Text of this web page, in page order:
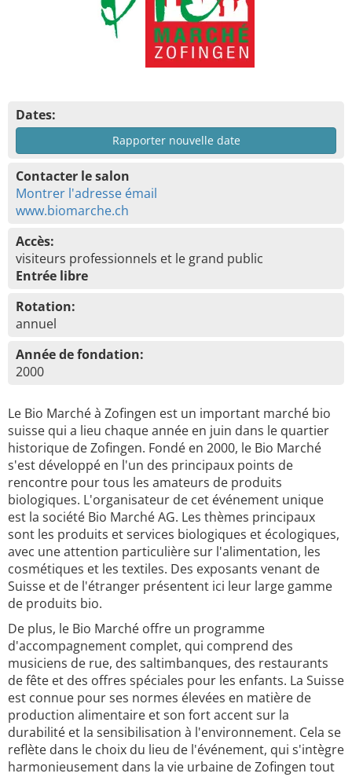
Dates:
Rapporter nouvelle date
Contacter le salon
Montrer l'adresse émail
www.biomarche.ch
Accès:
visiteurs professionnels et le grand public
Entrée libre
Rotation:
annuel
Année de fondation:
2000
Le Bio Marché à Zofingen est un important marché bio
suisse qui a lieu chaque année en juin dans le quartier
historique de Zofingen. Fondé en 2000, le Bio Marché
s'est développé en l'un des principaux points de
rencontre pour tous les amateurs de produits
biologiques. L'organisateur de cet événement unique
est la société Bio Marché AG. Les thèmes principaux
sont les produits et services biologiques et écologiques,
avec une attention particulière sur l'alimentation, les
cosmétiques et les textiles. Des exposants venant de
Suisse et de l'étranger présentent ici leur large gamme
de produits bio.
De plus, le Bio Marché offre un programme
d'accompagnement complet, qui comprend des
musiciens de rue, des saltimbanques, des restaurants
de fête et des offres spéciales pour les enfants. La Suisse
est connue pour ses normes élevées en matière de
production alimentaire et son fort accent sur la
durabilité et la sensibilisation à l'environnement. Cela se
reflète dans le choix du lieu de l'événement, qui s'intègre
harmonieusement dans la vie urbaine de Zofingen tout